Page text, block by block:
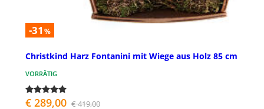
-31 %
Christkind Harz Fontanini mit Wiege aus Holz 85 cm
VORRÄTIG
€ 289,00 € 419,00